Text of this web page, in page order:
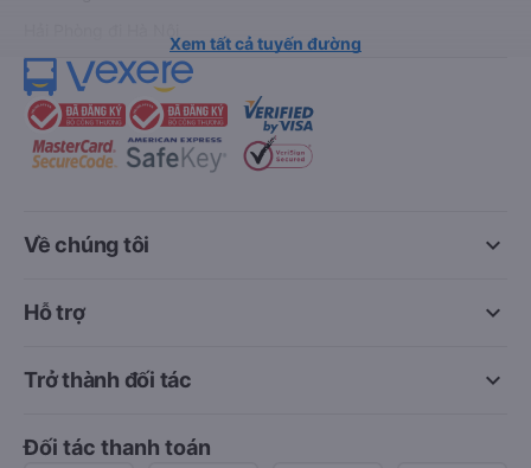
Xem tất cả tuyến đường
keyboard_arrow_down
Về chúng tôi
keyboard_arrow_down
Hỗ trợ
keyboard_arrow_down
Trở thành đối tác
Đối tác thanh toán